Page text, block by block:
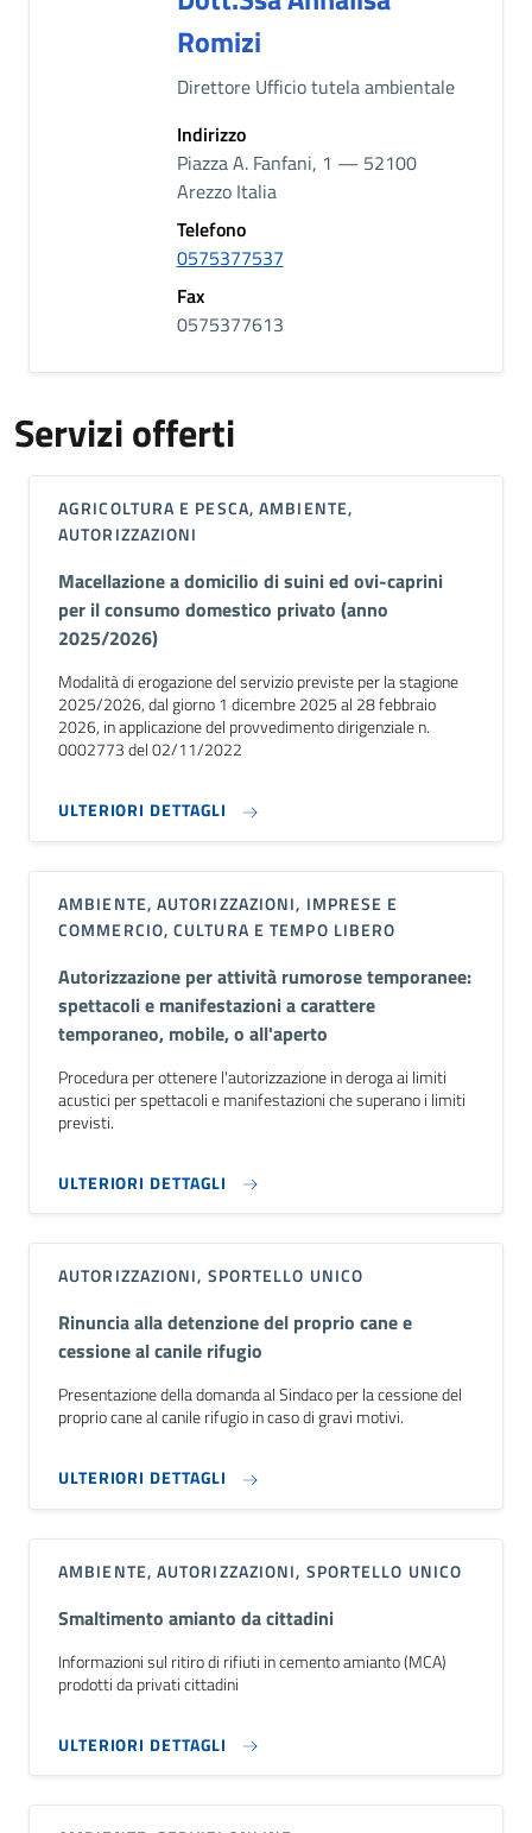
Romizi
Descrizione breve
Direttore Ufficio tutela ambientale
Indirizzo
Piazza A. Fanfani, 1 — 52100
Arezzo Italia
Telefono
0575377537
Fax
0575377613
Servizi offerti
AGRICOLTURA E PESCA, AMBIENTE,
AUTORIZZAZIONI
Macellazione a domicilio di suini ed ovi-caprini
per il consumo domestico privato (anno
2025/2026)
Modalità di erogazione del servizio previste per la stagione
2025/2026, dal giorno 1 dicembre 2025 al 28 febbraio
2026, in applicazione del provvedimento dirigenziale n.
0002773 del 02/11/2022
ULTERIORI DETTAGLI
AMBIENTE, AUTORIZZAZIONI, IMPRESE E
COMMERCIO, CULTURA E TEMPO LIBERO
Autorizzazione per attività rumorose temporanee:
spettacoli e manifestazioni a carattere
temporaneo, mobile, o all'aperto
Procedura per ottenere l'autorizzazione in deroga ai limiti
acustici per spettacoli e manifestazioni che superano i limiti
previsti.
ULTERIORI DETTAGLI
AUTORIZZAZIONI, SPORTELLO UNICO
Rinuncia alla detenzione del proprio cane e
cessione al canile rifugio
Presentazione della domanda al Sindaco per la cessione del
proprio cane al canile rifugio in caso di gravi motivi.
ULTERIORI DETTAGLI
AMBIENTE, AUTORIZZAZIONI, SPORTELLO UNICO
Smaltimento amianto da cittadini
Informazioni sul ritiro di rifiuti in cemento amianto (MCA)
prodotti da privati cittadini
ULTERIORI DETTAGLI